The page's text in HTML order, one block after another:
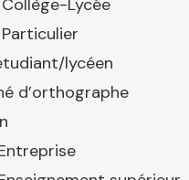
Lycée
lycéen
d’orthographe